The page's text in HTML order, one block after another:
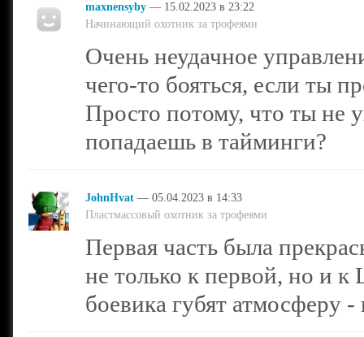
maxnensyby— 15.02.2023 в 23:22
Начинающий охотник за трофеями
Очень неудачное
чего-то бояться, если ты
Просто потому, что ты не
попадаешь в тайминги?
JohnHvat— 05.04.2023 в 14:33
Пластмассовый охотник за трофеями
Первая часть была
не только к первой, но и
боевика губят атмосферу -